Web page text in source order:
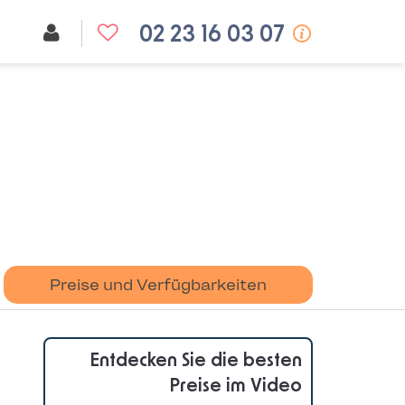
02 23 16 03 07
Preise und Verfügbarkeiten
Entdecken Sie die besten
Preise im Video